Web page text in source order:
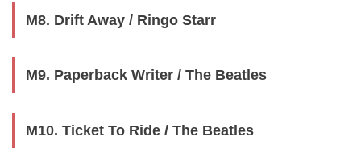
M8. Drift Away / Ringo Starr
M9. Paperback Writer / The Beatles
M10. Ticket To Ride / The Beatles